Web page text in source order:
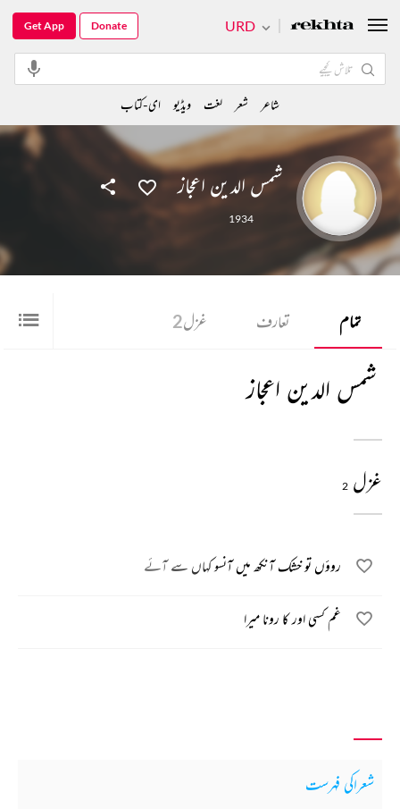
شمس الدین اعجاز
1934
تمام تعارف غزل2
شمس الدین اعجاز
غزل 2
روؤں تو خشک آنکھ میں آنسو کہاں سے آئے
غم کسی اور کا رونا میرا
شعراکی فہرست
URD
Get App Donate
شاعر شعر لغت ویڈیو ای-کتاب